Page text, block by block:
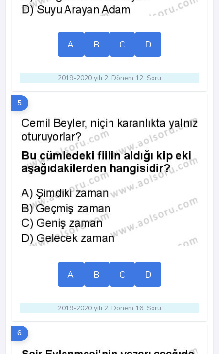
A B C D
2019-2020 yılı 2. Dönem 12. Soru
5.
A B C D
2019-2020 yılı 2. Dönem 16. Soru
6.